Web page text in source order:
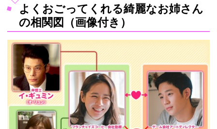
よくおごってくれる綺麗なお姉さん
の相関図（画像付き）